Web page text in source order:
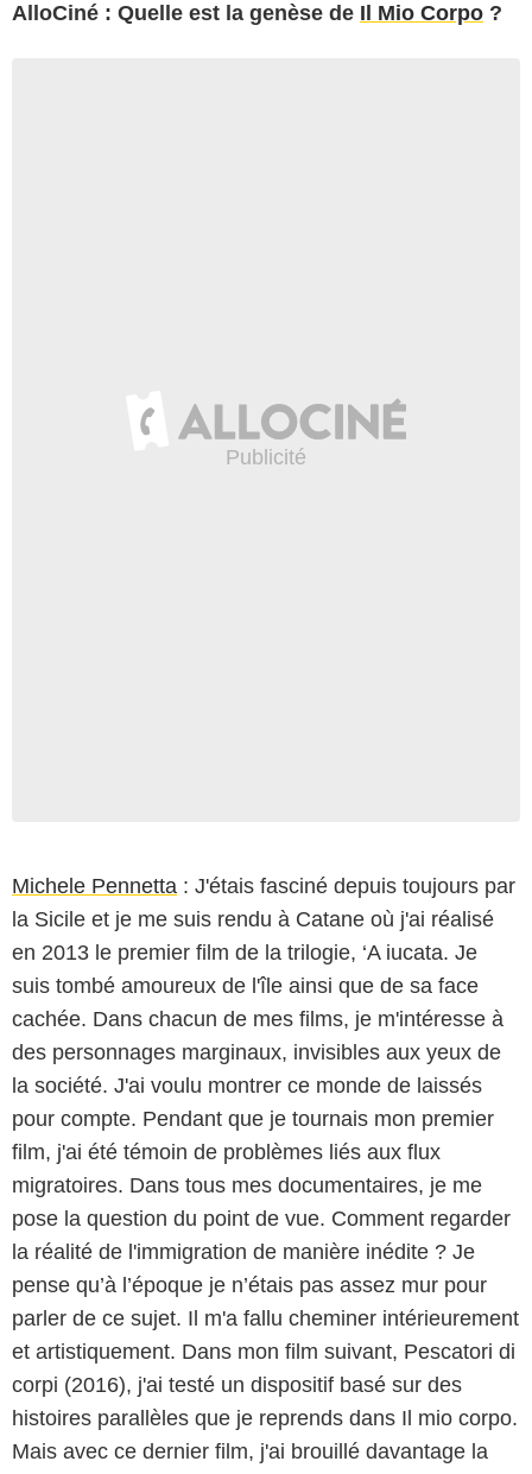
AlloCiné : Quelle est la genèse de Il Mio Corpo ?
Michele Pennetta : J'étais fasciné depuis toujours par
la Sicile et je me suis rendu à Catane où j'ai réalisé
en 2013 le premier film de la trilogie, ‘A iucata. Je
suis tombé amoureux de l'île ainsi que de sa face
cachée. Dans chacun de mes films, je m'intéresse à
des personnages marginaux, invisibles aux yeux de
la société. J'ai voulu montrer ce monde de laissés
pour compte. Pendant que je tournais mon premier
film, j'ai été témoin de problèmes liés aux flux
migratoires. Dans tous mes documentaires, je me
pose la question du point de vue. Comment regarder
la réalité de l'immigration de manière inédite ? Je
pense qu’à l’époque je n’étais pas assez mur pour
parler de ce sujet. Il m'a fallu cheminer intérieurement
et artistiquement. Dans mon film suivant, Pescatori di
corpi (2016), j'ai testé un dispositif basé sur des
histoires parallèles que je reprends dans Il mio corpo.
Mais avec ce dernier film, j'ai brouillé davantage la